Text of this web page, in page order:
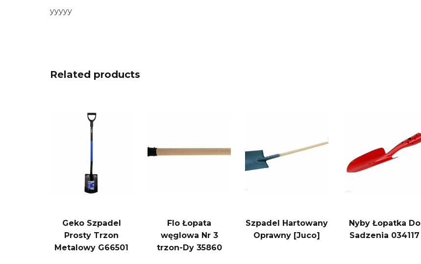
yyyyy
Related products
Geko Szpadel
Prosty Trzon
Metalowy G66501
Flo Łopata
węglowa Nr 3
trzon-Dy 35860
Szpadel Hartowany
Oprawny [Juco]
Nyby Łopatka Do
Sadzenia 034117